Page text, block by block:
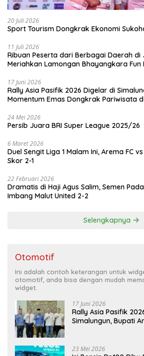
20 Juli 2026
Sport Tourism Dongkrak Ekonomi
11 Juli 2026
Ribuan Peserta dari Berbagai Daerah di
Meriahkan Lamongan Bhayangkara Fun
17 Juni 2026
Rally Asia Pasifik 2026 Digelar di
Momentum Emas Dongkrak Pariwisata
24 Mei 2026
Persib Juara BRI Super League 2025/26
6 Maret 2026
Duel Sengit Liga 1 Malam Ini, Arema FC
Skor 2-1
22 Februari 2026
Dramatis di Haji Agus Salim, Semen
Imbang Malut United 2-2
Selengkapnya
Otomotif
Ini adalah contoh keterangan untuk
otomotif, anda bisa dengan mudah
widget.
17 Juni 2026
Rally Asia Pasifik
Simalungun, Bupati
23 Mei 2026